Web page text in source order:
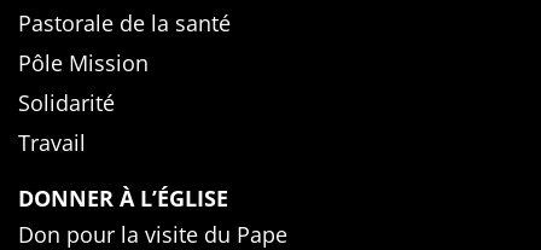
Pastorale de la santé
Pôle Mission
Solidarité
Travail
DONNER À L’ÉGLISE
Don pour la visite du Pape